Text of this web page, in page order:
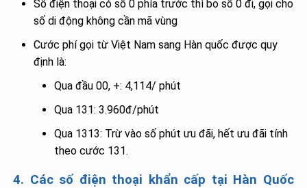
Số điện thoại có số 0 phía trước thì bỏ số 0 đi, gọi cho
số di động không cần mã vùng
Cước phí gọi từ Việt Nam sang Hàn quốc được quy
định là:
Qua đầu 00, +: 4,114/ phút
Qua 131: 3.960đ/phút
Qua 1313: Trừ vào số phút ưu đãi, hết ưu đãi tính
theo cước 131.
4. Các số điện thoại khẩn cấp tại Hàn Quốc